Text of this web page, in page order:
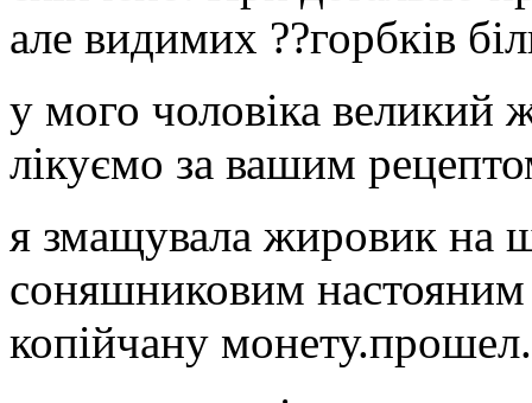
але видимих ??горбків
у мого чоловіка великий
лікуємо за вашим
я змащувала жировик на
соняшниковим настояним
копійчану монету.прошел.